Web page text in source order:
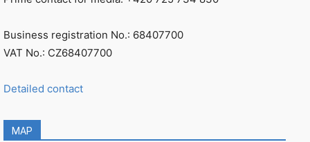
Business registration No.: 68407700
VAT No.: CZ68407700
Detailed contact
MAP